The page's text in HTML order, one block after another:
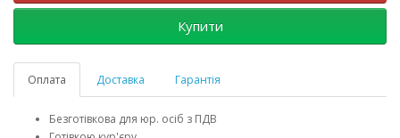
Купити
Оплата Доставка Гарантія
Безготівкова для юр. осіб з ПДВ